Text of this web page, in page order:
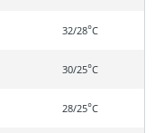
32/28°C
30/25°C
28/25°C